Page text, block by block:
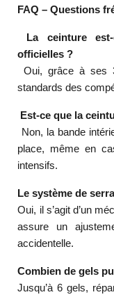
FAQ – Questions
La ceinture
officielles ?
Oui, grâce à ses
standards des
Est-ce que la
Non, la bande
place, même en
intensifs.
Le système de
Oui, il s’agit d’un
assure un
accidentelle.
Combien de gels
Jusqu’à 6 gels,